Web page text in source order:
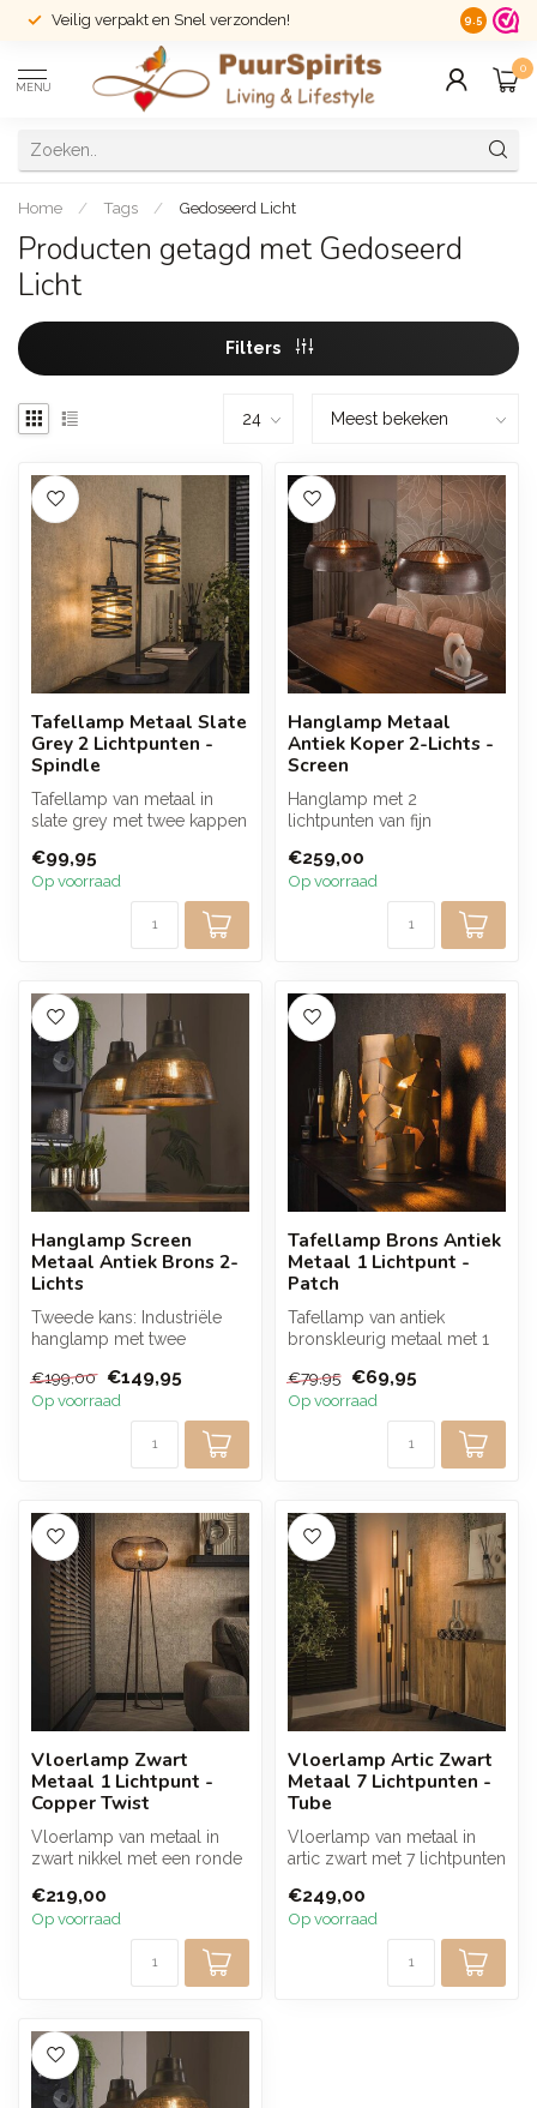
Veilig verpakt en Snel verzonden! 14 dagen
9.5
MENU
0
Home / Tags / Gedoseerd Licht
Producten getagd met Gedoseerd
Licht
Filters
Tafellamp Metaal Slate
Grey 2 Lichtpunten -
Spindle
Tafellamp van metaal in
slate grey met twee kappen
...
€99,95
Op voorraad
Hanglamp Metaal
Antiek Koper 2-Lichts -
Screen
Hanglamp met 2
lichtpunten van fijn
warme antiek kope...
€259,00
Op voorraad
Hanglamp Screen
Metaal Antiek Brons 2-
Lichts
Tweede kans: Industriële
hanglamp met twee
brons die zo...
€199,00 €149,95
Op voorraad
Tafellamp Brons Antiek
Metaal 1 Lichtpunt -
Patch
Tafellamp van antiek
bronskleurig metaal met 1
cilindervormig d...
€79,95 €69,95
Op voorraad
Vloerlamp Zwart
Metaal 1 Lichtpunt -
Copper Twist
Vloerlamp van metaal in
zwart nikkel met een ronde
goud...
€219,00
Op voorraad
Vloerlamp Artic Zwart
Metaal 7 Lichtpunten -
Tube
Vloerlamp van metaal in
artic zwart met 7 lichtpunten
€249,00
Op voorraad